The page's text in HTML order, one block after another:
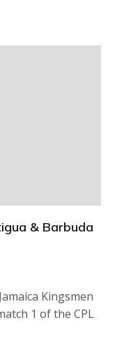
& Barbuda
Kingsmen
1 of the CPL